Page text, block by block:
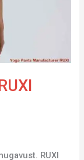
RUXI